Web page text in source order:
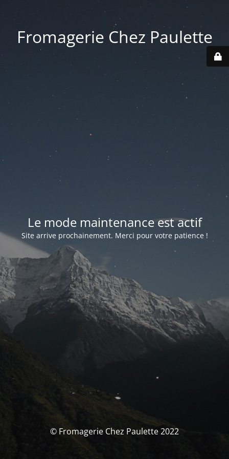
Fromagerie Chez Paulette
Le mode maintenance est actif
Site arrive prochainement. Merci pour votre patience !
© Fromagerie Chez Paulette 2022